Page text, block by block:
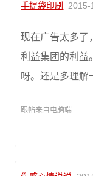
手提袋印刷 2015-
现在广告太多了
利益集团的利益
呀。还是多理解
跟帖来自电脑端